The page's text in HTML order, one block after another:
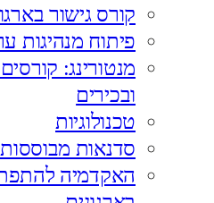
קורס גישור
פיתוח מנהיגות
מנטורינג:
ובכירים
טכנולוגיות
סדנאות
האקדמיה